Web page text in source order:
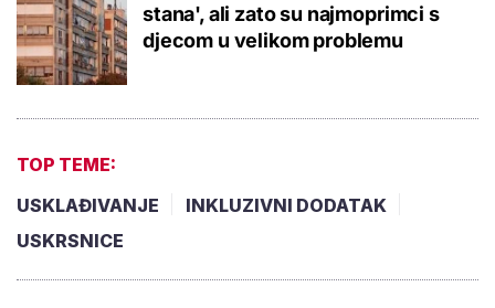
stana', ali zato su najmoprimci s
djecom u velikom problemu
TOP TEME:
USKLAĐIVANJE
INKLUZIVNI DODATAK
USKRSNICE